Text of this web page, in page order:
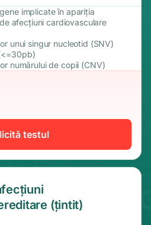
implicate în apariția
afecțiuni cardiovasculare
unui singur nucleotid (SNV)
numărului de copii (CNV)
testul
(țintit)